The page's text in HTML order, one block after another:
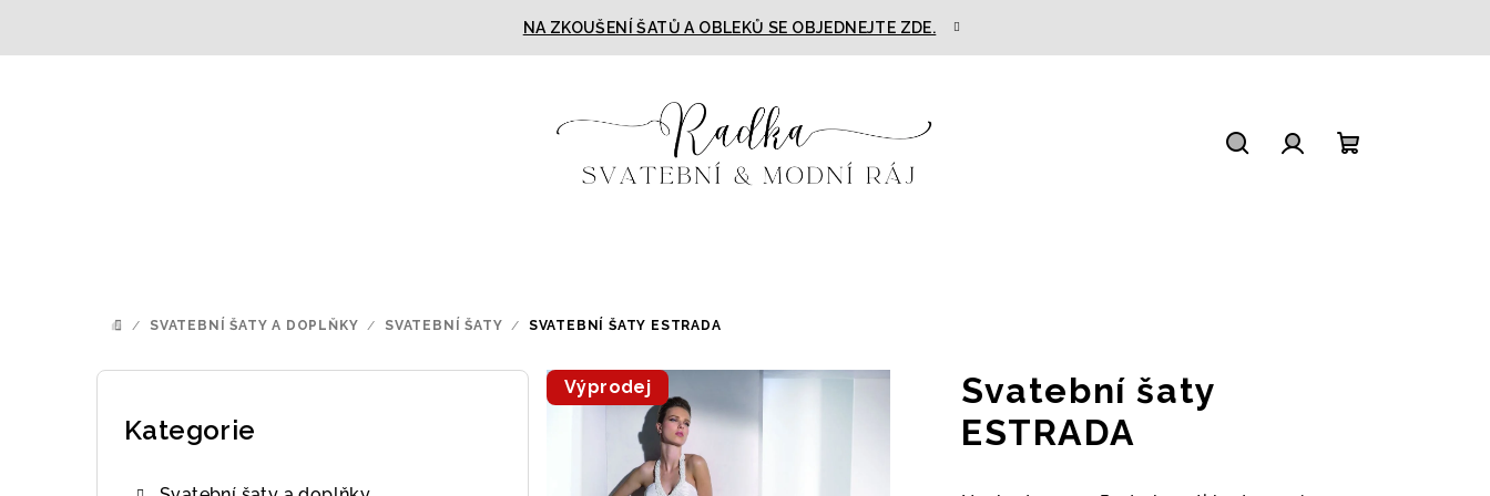
NA ZKOUŠENÍ ŠATŮ A OBLEKŮ SE OBJEDNEJTE ZDE.
DOMŮ
/ SVATEBNÍ ŠATY A DOPLŇKY / SVATEBNÍ ŠATY / SVATEBNÍ ŠATY ESTRADA
P
Přeskočit
Kategorie
Svatební šaty
ESTRADA
Výprodej